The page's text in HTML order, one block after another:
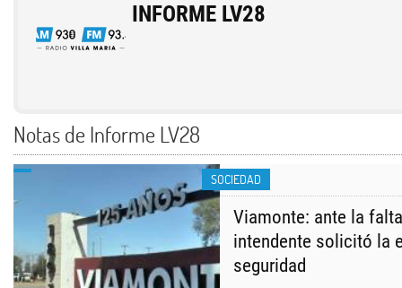
INFORME LV28
Notas de Informe LV28
SOCIEDAD
Viamonte: ante la
intendente solicitó la
seguridad